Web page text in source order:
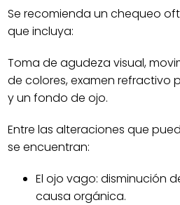
Se recomienda un chequeo
que incluya:
Toma de agudeza visual,
de colores, examen refractivo
y un fondo de ojo.
Entre las alteraciones que
se encuentran:
El ojo vago: disminución
causa orgánica.